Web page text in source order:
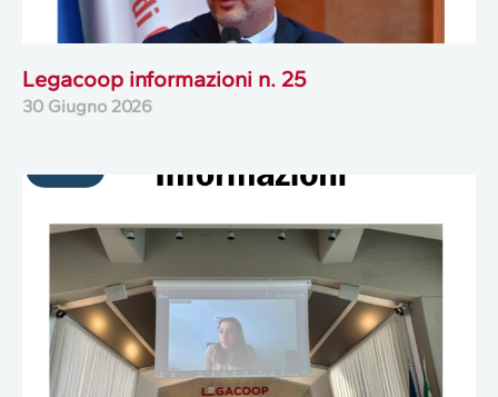
Legacoop informazioni n. 25
30 Giugno 2026